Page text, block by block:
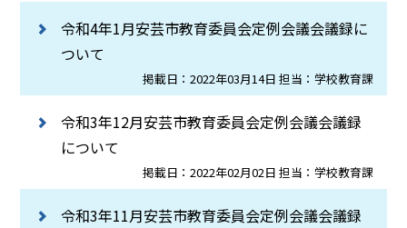
令和4年1月安芸市教育委員会定例会議会議録に
ついて
掲載日：2022年03月14日 担当：学校教育課
令和3年12月安芸市教育委員会定例会議会議録
について
掲載日：2022年02月02日 担当：学校教育課
令和3年11月安芸市教育委員会定例会議会議録